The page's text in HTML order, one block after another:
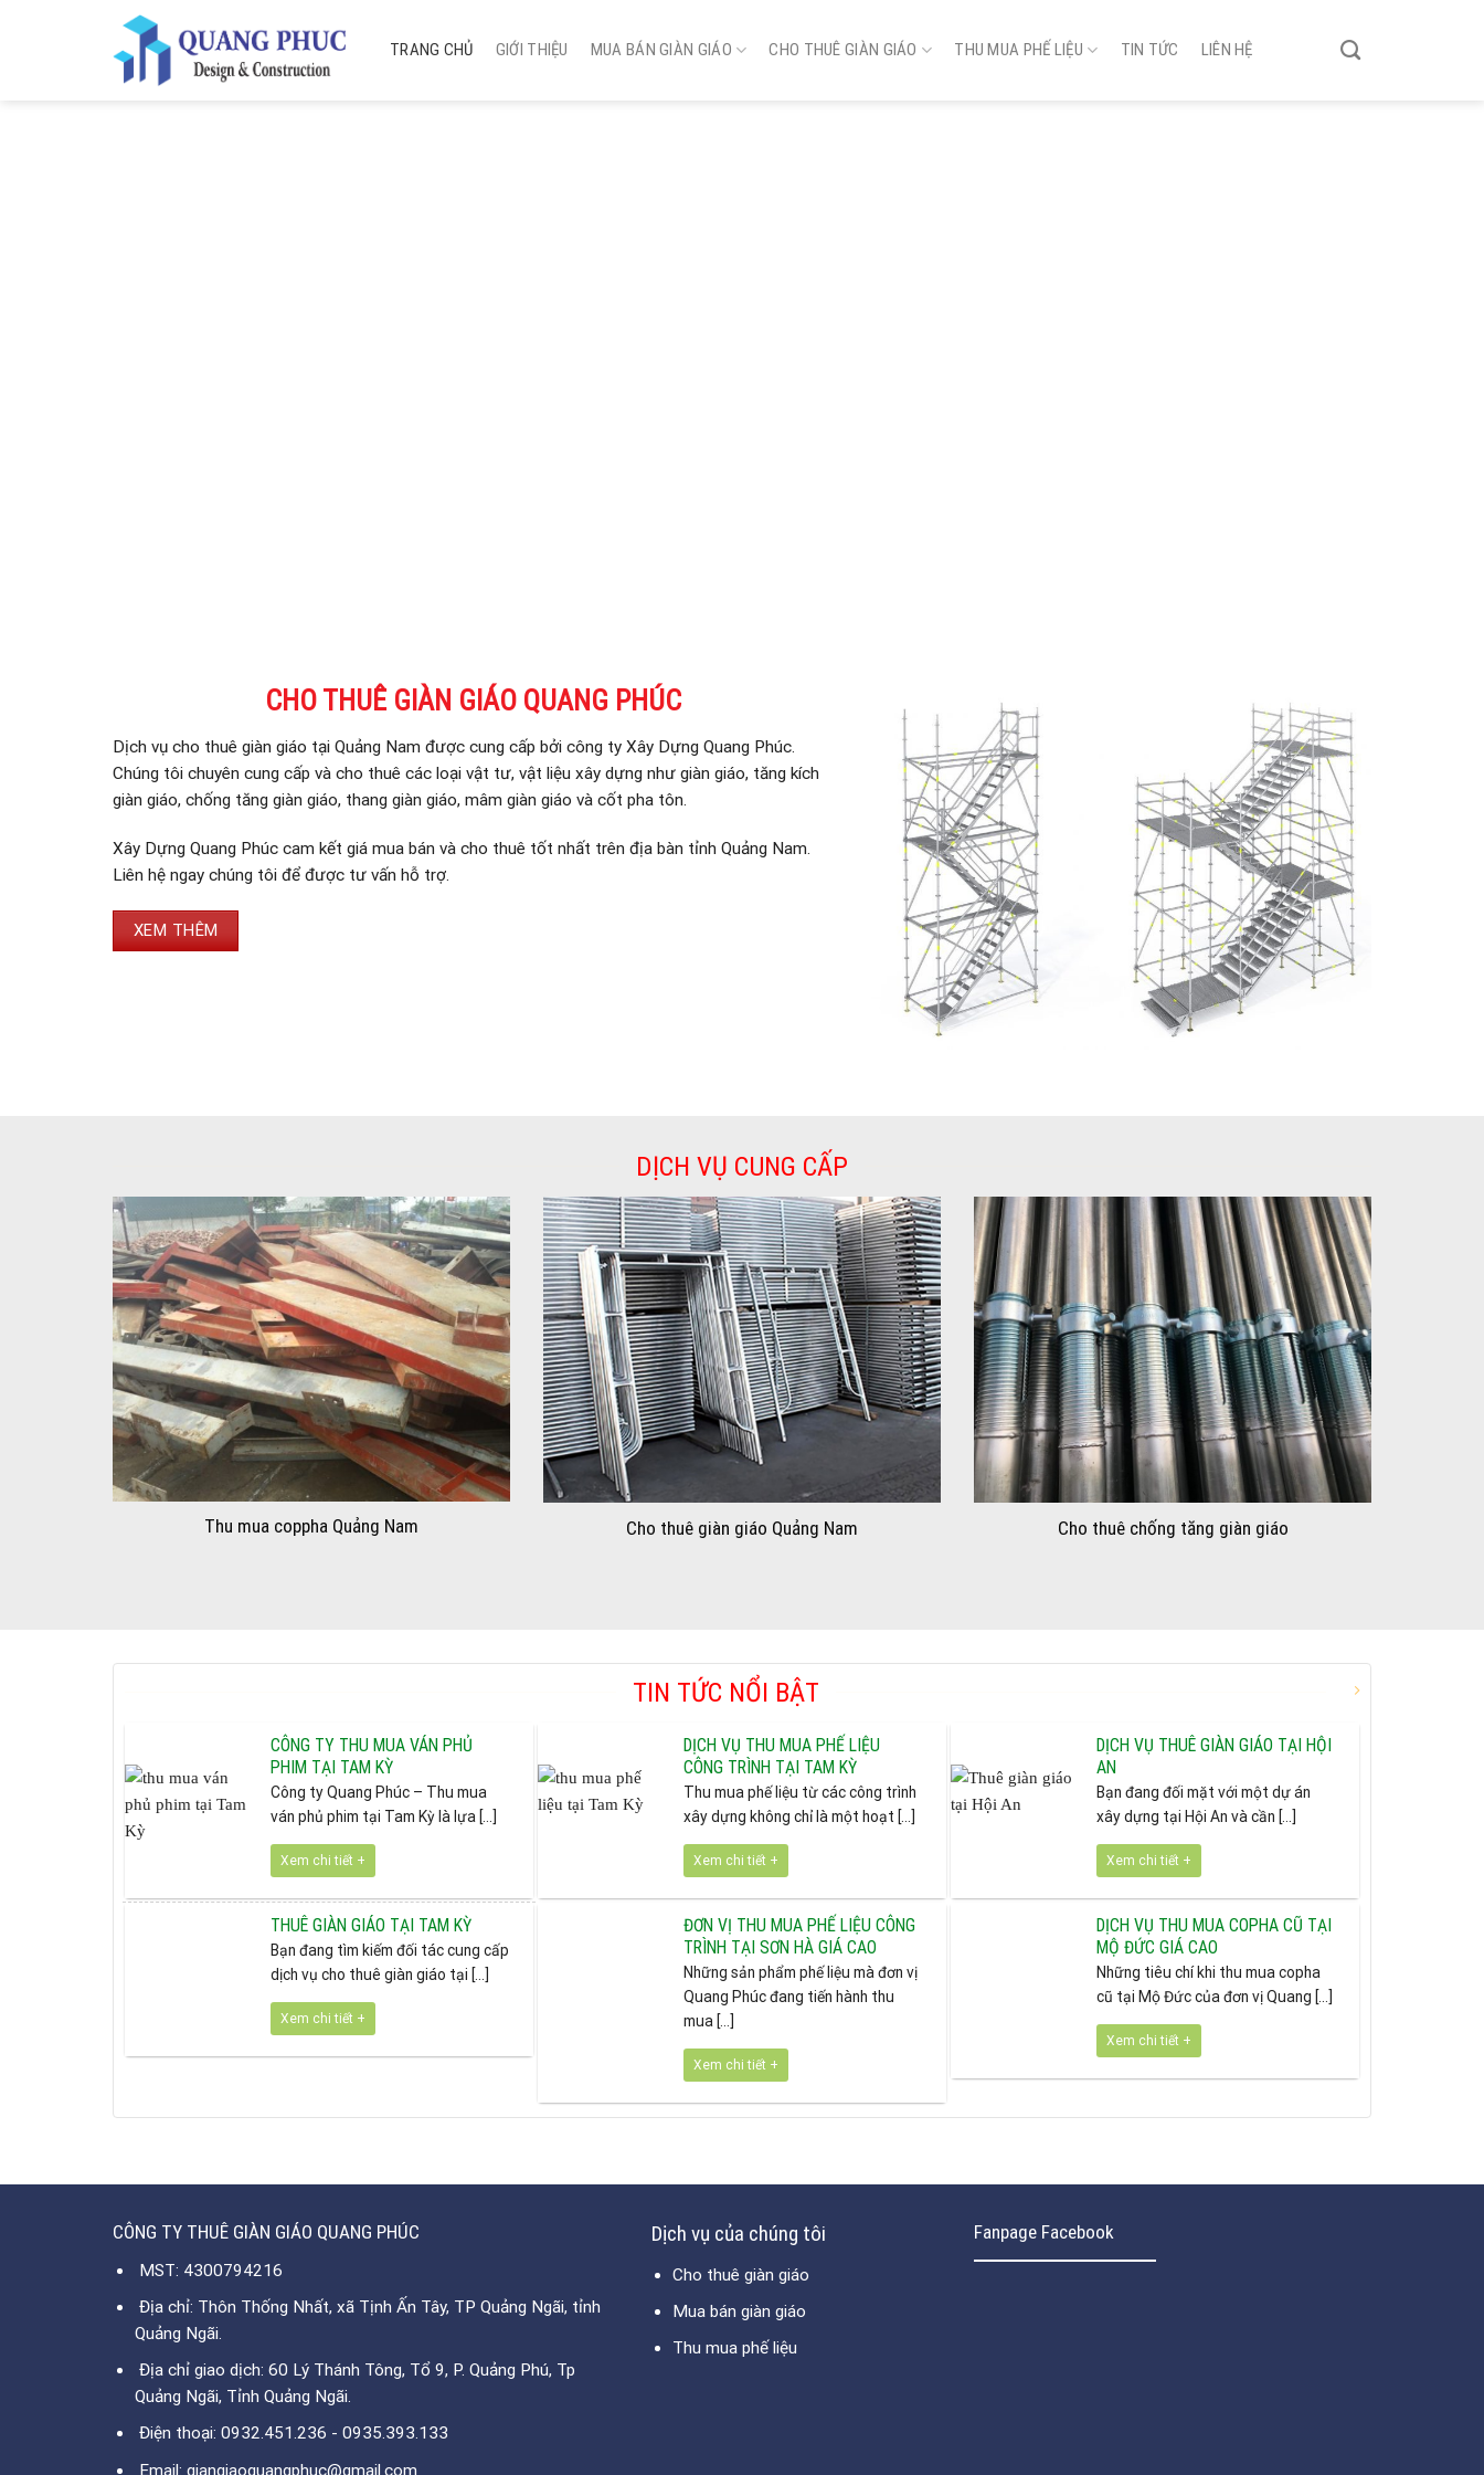
TRANG CHỦ GIỚI THIỆU MUA BÁN GIÀN GIÁO CHO THUÊ GIÀN GIÁO THU MUA PHẾ LIỆU TIN TỨC LIÊN HỆ
CHO THUÊ GIÀN GIÁO QUANG PHÚC
Dịch vụ cho thuê giàn giáo tại Quảng Nam được cung cấp bởi công ty Xây Dựng Quang Phúc.
Chúng tôi chuyên cung cấp và cho thuê các loại vật tư, vật liệu xây dựng như giàn giáo, tăng kích
giàn giáo, chống tăng giàn giáo, thang giàn giáo, mâm giàn giáo và cốt pha tôn.
Xây Dựng Quang Phúc cam kết giá mua bán và cho thuê tốt nhất trên địa bàn tỉnh Quảng Nam.
Liên hệ ngay chúng tôi để được tư vấn hỗ trợ.
XEM THÊM
DỊCH VỤ CUNG CẤP
Thu mua coppha Quảng Nam Cho thuê giàn giáo Quảng Nam Cho thuê chống tăng giàn giáo
TIN TỨC NỔI BẬT
CÔNG TY THU MUA VÁN PHỦ
PHIM TẠI TAM KỲ
Công ty Quang Phúc – Thu mua
ván phủ phim tại Tam Kỳ là lựa [...]
Xem chi tiết +
DỊCH VỤ THU MUA PHẾ LIỆU
CÔNG TRÌNH TẠI TAM KỲ
Thu mua phế liệu từ các công trình
xây dựng không chỉ là một hoạt [...]
Xem chi tiết +
DỊCH VỤ THUÊ GIÀN GIÁO TẠI HỘI
AN
Bạn đang đối mặt với một dự án
xây dựng tại Hội An và cần [...]
Xem chi tiết +
THUÊ GIÀN GIÁO TẠI TAM KỲ
Bạn đang tìm kiếm đối tác cung cấp
dịch vụ cho thuê giàn giáo tại [...]
Xem chi tiết +
ĐƠN VỊ THU MUA PHẾ LIỆU CÔNG
TRÌNH TẠI SƠN HÀ GIÁ CAO
Những sản phẩm phế liệu mà đơn vị
Quang Phúc đang tiến hành thu
mua [...]
Xem chi tiết +
DỊCH VỤ THU MUA COPHA CŨ TẠI
MỘ ĐỨC GIÁ CAO
Những tiêu chí khi thu mua copha
cũ tại Mộ Đức của đơn vị Quang [...]
Xem chi tiết +
CÔNG TY THUÊ GIÀN GIÁO QUANG PHÚC
MST: 4300794216
Địa chỉ: Thôn Thống Nhất, xã Tịnh Ấn Tây, TP Quảng Ngãi, tỉnh
Quảng Ngãi.
Địa chỉ giao dịch: 60 Lý Thánh Tông, Tổ 9, P. Quảng Phú, Tp
Quảng Ngãi, Tỉnh Quảng Ngãi.
Điện thoại: 0932.451.236 - 0935.393.133
Email: giangiaoquangphuc@gmail.com
Dịch vụ của chúng tôi
Cho thuê giàn giáo
Mua bán giàn giáo
Thu mua phế liệu
Fanpage Facebook